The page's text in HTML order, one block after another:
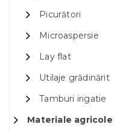
Picurători
Microaspersie
Lay flat
Utilaje grădinărit
Tamburi irigatie
Materiale agricole